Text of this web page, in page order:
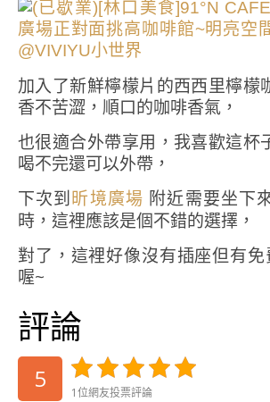
加入了新鮮檸檬片的西西里檸檬
香不苦澀，順口的咖啡香氣，
也很適合外帶享用，我喜歡這杯
喝不完還可以外帶，
下次到 昕境廣場 附近需要坐下
時，這裡應該是個不錯的選擇，
對了，這裡好像沒有插座但有
喔~
評論
5 1位網友投票評論